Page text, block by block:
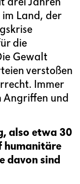
drei Jahren
Land, der
die
Gewalt
verstoßen
Immer
Angriffen und
also etwa 30
humanitäre
davon sind